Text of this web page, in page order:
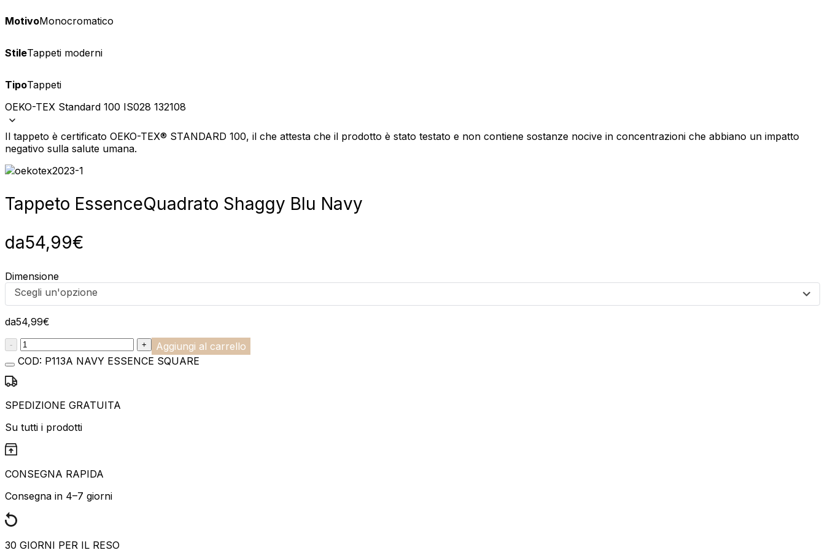
MotivoMonocromatico
StileTappeti moderni
TipoTappeti
OEKO-TEX Standard 100 IS028 132108
Il tappeto è certificato OEKO-TEX® STANDARD 100, il che attesta che il prodotto è stato testato e non contiene sostanze nocive in concentrazioni che abbiano un impatto
negativo sulla salute umana.
Tappeto EssenceQuadrato Shaggy Blu Navy
da54,99€
Dimensione
Scegli un'opzione
da54,99€
:product_name quantity
- +
Aggiungi al carrello
COD: P113A NAVY ESSENCE SQUARE
SPEDIZIONE GRATUITA
Su tutti i prodotti
CONSEGNA RAPIDA
Consegna in 4–7 giorni
30 GIORNI PER IL RESO